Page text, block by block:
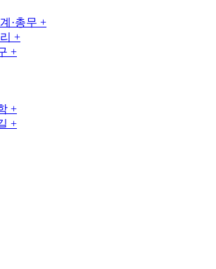
·총무 +
+
+
+
+